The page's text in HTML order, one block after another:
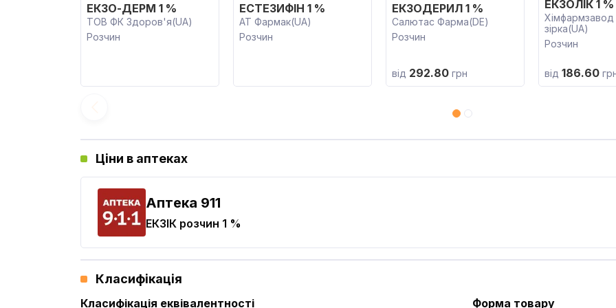
ЕКЗО-ДЕРМ 1 %
ТОВ ФК Здоров'я(UA)
Розчин
ЕСТЕЗИФІН 1 %
АТ Фармак(UA)
Розчин
ЕКЗОДЕРИЛ 1 %
Салютас Фарма(DE)
Розчин
від 292.80 грн
ЕКЗОЛІК 1 %
зірка(UA)
Розчин
від 186.60
Ціни в аптеках
Aптека 911
ЕКЗІК розчин 1 %
Класифікація
Класифікація еквівалентності
Форма товару